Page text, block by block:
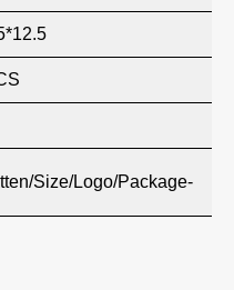
Size/Logo/Package-